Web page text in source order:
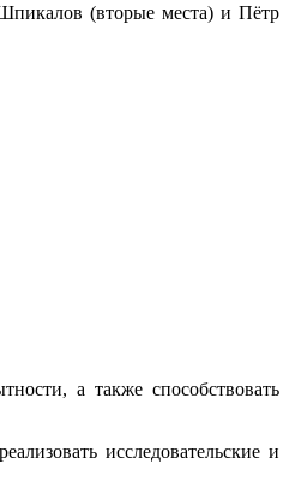
(вторые места) и Пётр
а также способствовать
исследовательские и